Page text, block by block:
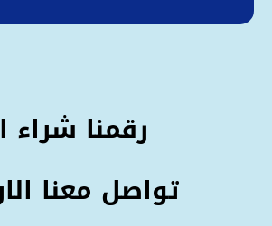
رقمنا
تواصل معنا